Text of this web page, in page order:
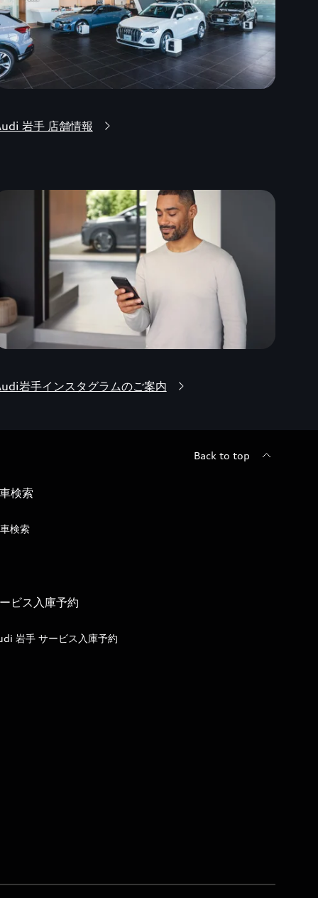
岩手 店舗情報
岩手インスタグラムのご案内
Back to top
検索
検索
ビス入庫予約
岩手 サービス入庫予約